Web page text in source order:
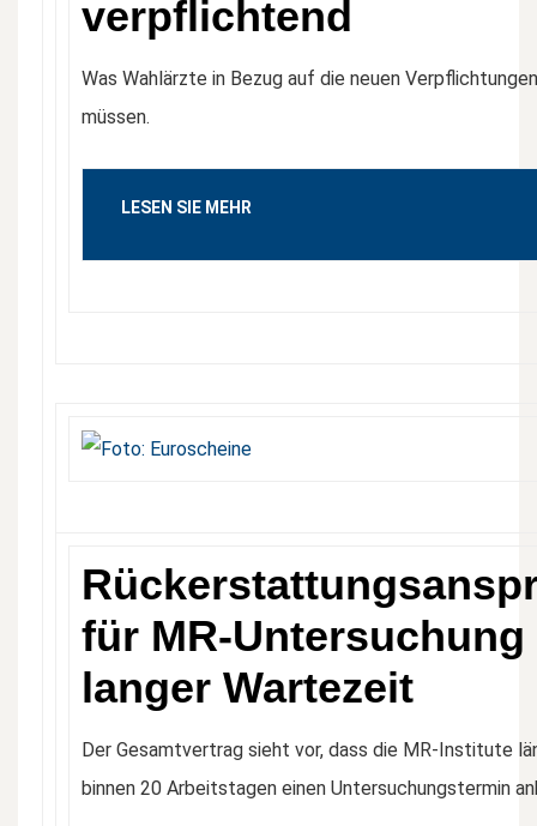
verpflichtend
Was Wahlärzte in Bezug auf die neuen
müssen.
LESEN SIE MEHR
für MR-Untersuchung
langer Wartezeit
Der Gesamtvertrag sieht vor, dass die MR-Institute
binnen 20 Arbeitstagen einen Untersuchungstermin